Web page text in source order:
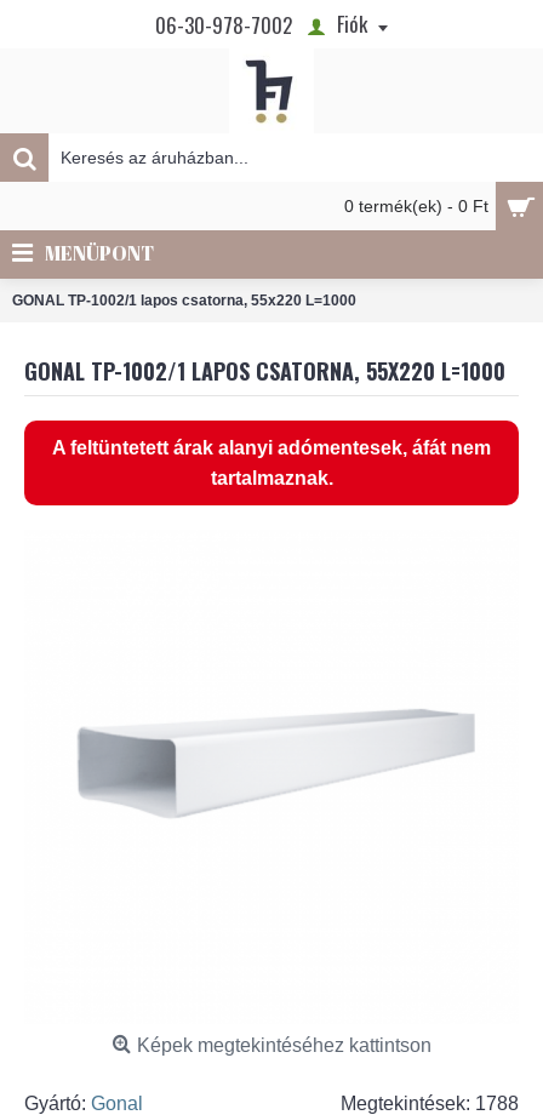
06-30-978-7002 Fiók
0 termék(ek) - 0 Ft
MENÜPONT
GONAL TP-1002/1 lapos csatorna, 55x220 L=1000
GONAL TP-1002/1 LAPOS CSATORNA, 55X220 L=1000
A feltüntetett árak alanyi adómentesek, áfát nem
tartalmaznak.
Képek megtekintéséhez kattintson
Megtekintések: 1788
Gyártó: Gonal